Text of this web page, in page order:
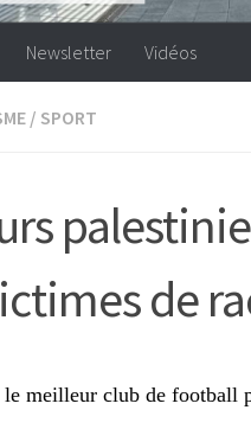
Newsletter Vidéos
/ SPORT
de
meilleur club de football